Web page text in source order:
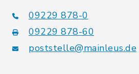
09229 878-0
09229 878-60
poststelle@mainleus.de